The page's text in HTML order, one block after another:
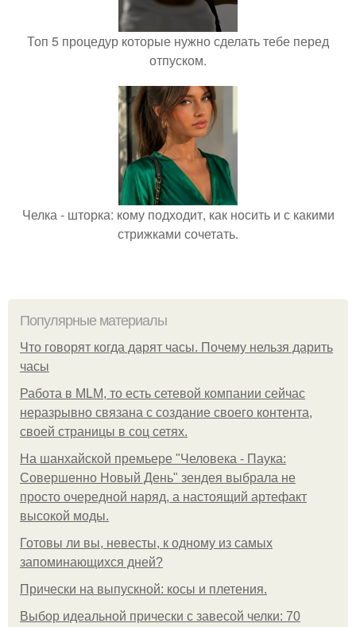
Топ 5 процедур которые нужно сделать тебе перед
отпуском.
Челка - шторка: кому подходит, как носить и с какими
стрижками сочетать.
Популярные материалы
Что говорят когда дарят часы. Почему нельзя дарить
часы
Работа в MLM, то есть сетевой компании сейчас
неразрывно связана с создание своего контента,
своей страницы в соц сетях.
На шанхайской премьере "Человека - Паука:
Совершенно Новый День" зендея выбрала не
просто очередной наряд, а настоящий артефакт
высокой моды.
Готовы ли вы, невесты, к одному из самых
запоминающихся дней?
Прически на выпускной: косы и плетения.
Выбор идеальной прически с завесой челки: 70